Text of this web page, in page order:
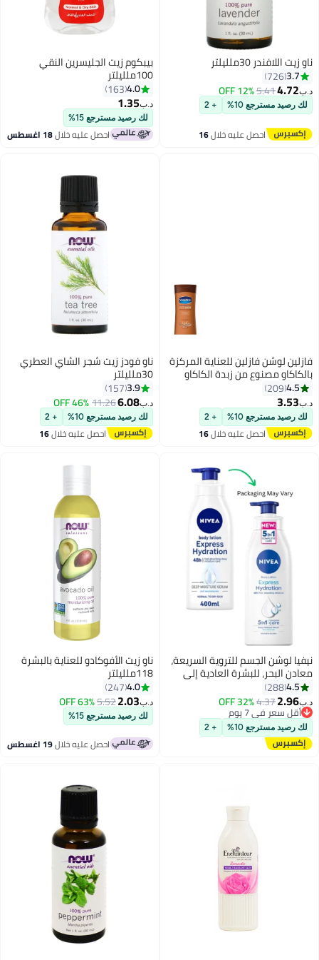
ناو زيت اللافندر 30ملليلتر
3.7
726
د.ب‏4.72
5.41
12% OFF
لك رصيد مسترجع 10% + 2
احصل عليه خلال16
بيبكوم زيت الجليسرين النقي
100ملليلتر
4.0
163
د.ب‏1.35
لك رصيد مسترجع 15%
احصل عليه خلال18 اغسطس
فازلين لوشن فازلين للعناية المركزة
بالكاكاو مصنوع من زبدة الكاكاو
عرض ترويجي 200 مل 200ملليلتر
4.5
209
د.ب‏3.53
لك رصيد مسترجع 10% + 2
احصل عليه خلال16
ناو فودز زيت شجر الشاي العطري
30ملليلتر
3.9
157
د.ب‏6.08
11.26
46% OFF
لك رصيد مسترجع 10% + 2
احصل عليه خلال16
نيفيا لوشن الجسم للتروية السريعة،
معادن البحر، للبشرة العادية إلى
الجافة
4.5
288
د.ب‏2.96
4.37
32% OFF
أقل سعر في 7 يوم
أقل سعر في 7 يوم
لك رصيد مسترجع 10% + 2
ناو زيت الأفوكادو للعناية بالبشرة
118ملليلتر
4.0
247
د.ب‏2.03
5.52
63% OFF
لك رصيد مسترجع 15%
احصل عليه خلال19 اغسطس